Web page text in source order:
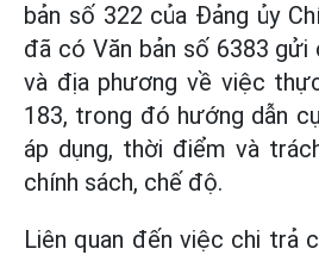
bản số 322 của Đảng ủy
đã có Văn bản số 6383 gửi
và địa phương về việc
183, trong đó hướng dẫn
áp dụng, thời điểm và
chính sách, chế độ.
Liên quan đến việc chi trả